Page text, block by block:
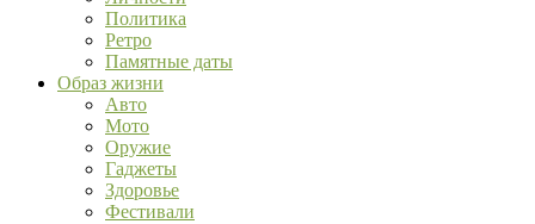
Политика
Ретро
Памятные даты
Образ жизни
Авто
Мото
Оружие
Гаджеты
Здоровье
Фестивали